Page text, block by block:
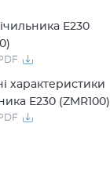
E230
характеристики
E230 (ZMR100)